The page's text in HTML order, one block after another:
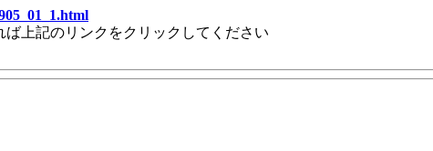
上記のリンクをクリックしてください